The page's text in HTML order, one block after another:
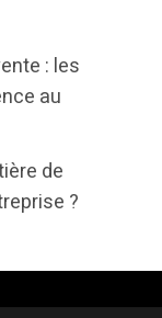
: les
au
de
?